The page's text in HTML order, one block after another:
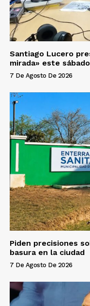
Santiago Lucero
mirada» este sábado
7 De Agosto De 2026
Piden precisiones
basura en la ciudad
7 De Agosto De 2026